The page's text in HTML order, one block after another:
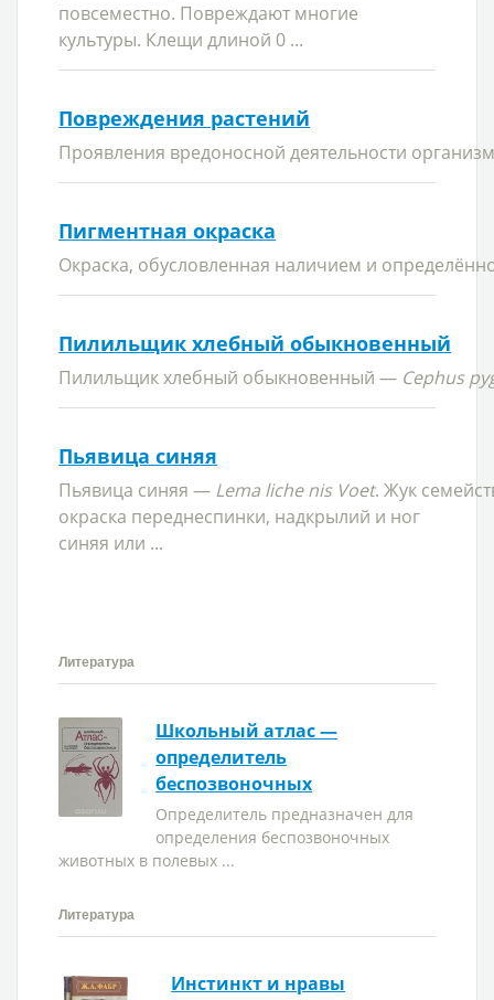
повсеместно. Повреждают многие
культуры. Клещи длиной 0 ...
Повреждения растений
Проявления вредоносной деятельности
Пигментная окраска
Окраска, обусловленная наличием и
Пилильщик хлебный обыкновенный
Пилильщик хлебный обыкновенный — Cephus
Пьявица синяя
Пьявица синяя — Lema liche nis Voet. Жук
окраска переднеспинки, надкрылий и ног
синяя или ...
Литература
Школьный атлас —
определитель
беспозвоночных
Определитель предназначен для
определения беспозвоночных
животных в полевых ...
Литература
Инстинкт и нравы